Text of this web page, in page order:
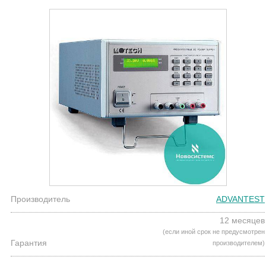
Производитель ADVANTEST
Гарантия
12 месяцев
(если иной срок не предусмотрен
производителем)